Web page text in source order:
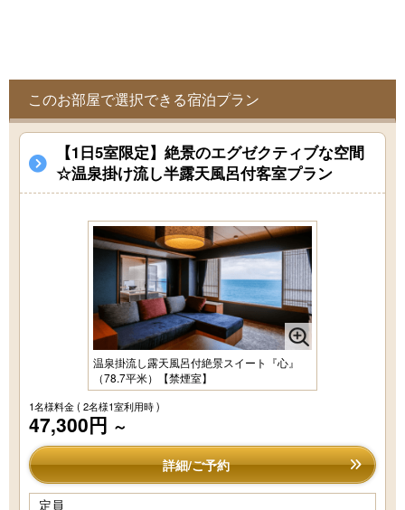
このお部屋で選択できる宿泊プラン
【1日5室限定】絶景のエグゼクティブな空間
☆温泉掛け流し半露天風呂付客室プラン
温泉掛流し露天風呂付絶景スイート『心』
（78.7平米）【禁煙室】
1名様料金( 2名様1室利用時 )
47,300円 ～
詳細/ご予約
定員